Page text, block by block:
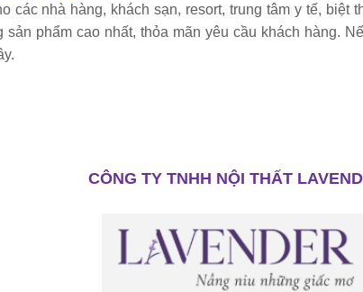
các nhà hàng, khách sạn, resort, trung tâm y tế,
phẩm cao nhất, thỏa mãn yêu cầu khách hàng.
CÔNG TY TNHH NỘI THẤT